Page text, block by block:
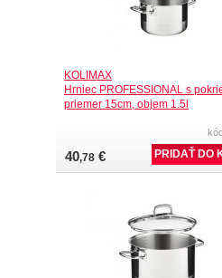
KOLIMAX
Hrniec PROFESSIONAL s
priemer 15cm, objem 1.5l
40,78 €